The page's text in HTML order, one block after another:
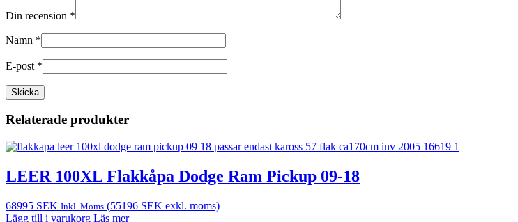
Din recension *
Namn *
E-post *
Relaterade produkter
LEER 100XL Flakkåpa Dodge Ram Pickup 09-18
68995 SEK Inkl. Moms (55196 SEK exkl. moms)
Lägg till i varukorg Läs mer